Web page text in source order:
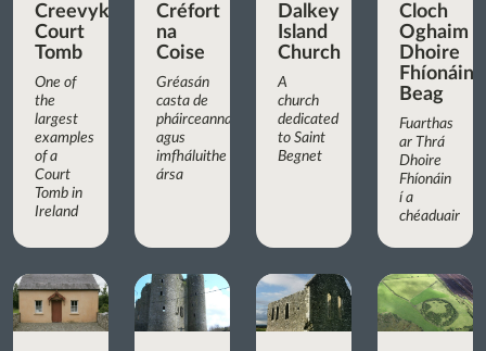
Creevykeel
Court
Tomb
One of
the
largest
examples
of a
Court
Tomb in
Ireland
Créfort
na
Coise
Gréasán
casta de
pháirceanna
agus
imfháluithe
ársa
Dalkey
Island
Church
A
church
dedicated
to Saint
Begnet
Cloch
Oghaim
Dhoire
Fhíonáin
Beag
Fuarthas
ar Thrá
Dhoire
Fhíonáin
í a
chéaduair